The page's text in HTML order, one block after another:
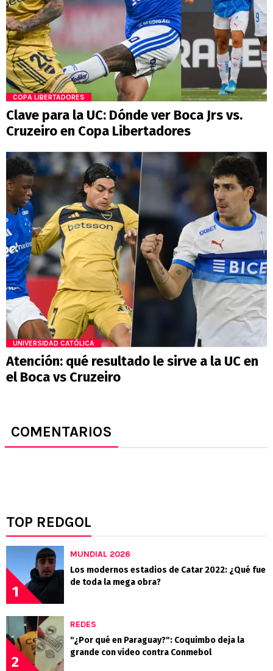
COPA LIBERTADORES
Clave para la UC: Dónde ver Boca Jrs vs.
Cruzeiro en Copa Libertadores
UNIVERSIDAD CATÓLICA
Atención: qué resultado le sirve a la UC en
el Boca vs Cruzeiro
COMENTARIOS
TOP REDGOL
1
MUNDIAL 2026
Los modernos estadios de Catar 2022: ¿Qué fue
de toda la mega obra?
2
REDES
"¿Por qué en Paraguay?": Coquimbo deja la
grande con video contra Conmebol